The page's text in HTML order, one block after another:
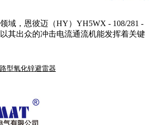
域，恩彼迈（HY）YH5WX - 108/281 -
其出众的冲击电流通流机能发挥着关键
型氧化锌避雷器